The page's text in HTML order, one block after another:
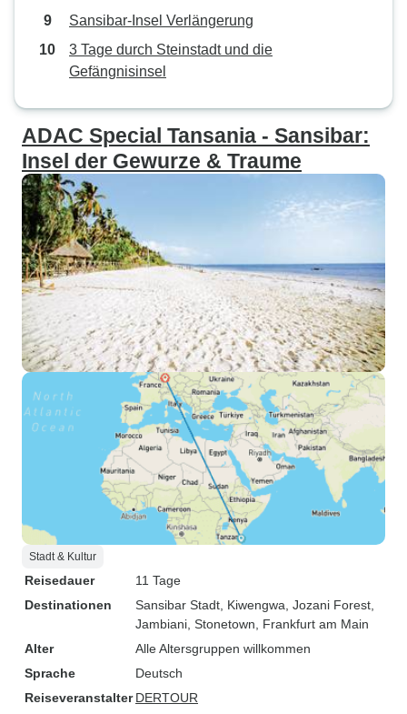
Sansibar-Insel Verlängerung
3 Tage durch Steinstadt und die
Gefängnisinsel
ADAC Special Tansania - Sansibar:
Insel der Gewurze & Traume
Stadt & Kultur
Reisedauer
11 Tage
Destinationen
Sansibar Stadt , Kiwengwa , Jozani Forest
Jambiani , Stonetown , Frankfurt am Main
Alter
Alle Altersgruppen willkommen
Sprache
Deutsch
Reiseveranstalter DERTOUR